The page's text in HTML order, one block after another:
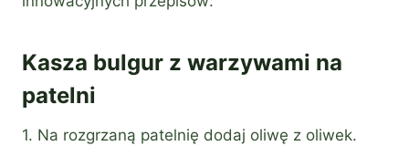
Kasza bulgur z warzywami na
patelni
1. Na rozgrzaną patelnię dodaj oliwę z oliwek.